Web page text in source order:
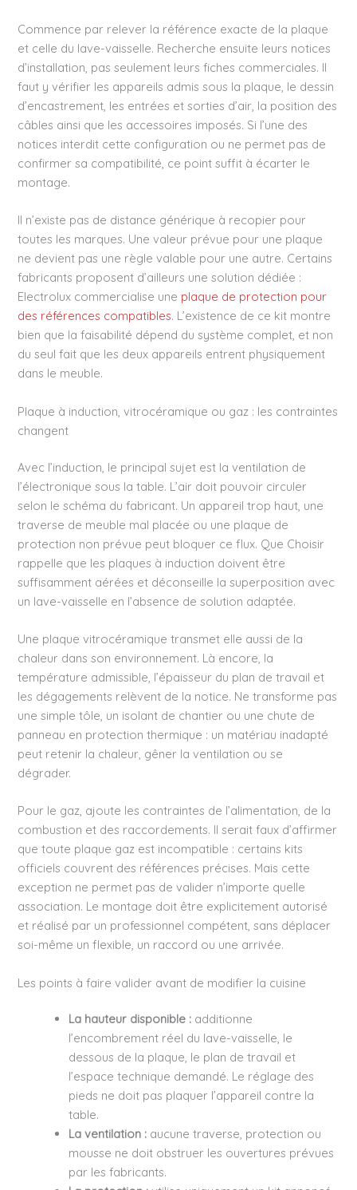
Commence par relever la référence exacte de la plaque
et celle du lave-vaisselle. Recherche ensuite leurs notices
d’installation, pas seulement leurs fiches commerciales. Il
faut y vérifier les appareils admis sous la plaque, le dessin
d’encastrement, les entrées et sorties d’air, la position des
câbles ainsi que les accessoires imposés. Si l’une des
notices interdit cette configuration ou ne permet pas de
confirmer sa compatibilité, ce point suffit à écarter le
montage.
Il n’existe pas de distance générique à recopier pour
toutes les marques. Une valeur prévue pour une plaque
ne devient pas une règle valable pour une autre. Certains
fabricants proposent d’ailleurs une solution dédiée :
Electrolux commercialise une plaque de protection pour
des références compatibles. L’existence de ce kit montre
bien que la faisabilité dépend du système complet, et non
du seul fait que les deux appareils entrent physiquement
dans le meuble.
Plaque à induction, vitrocéramique ou gaz : les contraintes
changent
Avec l’induction, le principal sujet est la ventilation de
l’électronique sous la table. L’air doit pouvoir circuler
selon le schéma du fabricant. Un appareil trop haut, une
traverse de meuble mal placée ou une plaque de
protection non prévue peut bloquer ce flux. Que Choisir
rappelle que les plaques à induction doivent être
suffisamment aérées et déconseille la superposition avec
un lave-vaisselle en l’absence de solution adaptée.
Une plaque vitrocéramique transmet elle aussi de la
chaleur dans son environnement. Là encore, la
température admissible, l’épaisseur du plan de travail et
les dégagements relèvent de la notice. Ne transforme pas
une simple tôle, un isolant de chantier ou une chute de
panneau en protection thermique : un matériau inadapté
peut retenir la chaleur, gêner la ventilation ou se
dégrader.
Pour le gaz, ajoute les contraintes de l’alimentation, de la
combustion et des raccordements. Il serait faux d’affirmer
que toute plaque gaz est incompatible : certains kits
officiels couvrent des références précises. Mais cette
exception ne permet pas de valider n’importe quelle
association. Le montage doit être explicitement autorisé
et réalisé par un professionnel compétent, sans déplacer
soi-même un flexible, un raccord ou une arrivée.
Les points à faire valider avant de modifier la cuisine
La hauteur disponible : additionne
l’encombrement réel du lave-vaisselle, le
dessous de la plaque, le plan de travail et
l’espace technique demandé. Le réglage des
pieds ne doit pas plaquer l’appareil contre la
table.
La ventilation : aucune traverse, protection ou
mousse ne doit obstruer les ouvertures prévues
par les fabricants.